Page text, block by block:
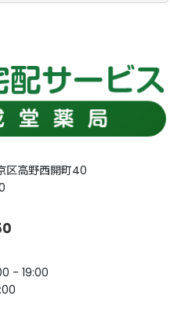
区高野西開町40
- 19:00